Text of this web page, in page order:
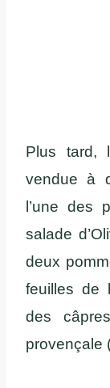
Plus tard,
vendue à
l’une des
salade
deux
feuilles de
des
provençale